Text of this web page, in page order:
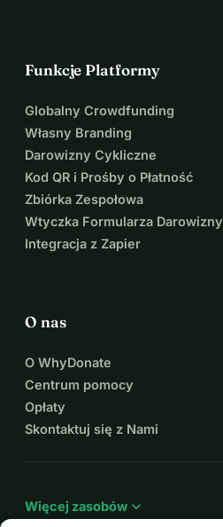
Funkcje Platformy
Globalny Crowdfunding
Własny Branding
Darowizny Cykliczne
Kod QR i Prośby o Płatność
Zbiórka Zespołowa
Wtyczka Formularza Darowizny
Integracja z Zapier
O nas
O WhyDonate
Centrum pomocy
Opłaty
Skontaktuj się z Nami
Więcej zasobów expand_more